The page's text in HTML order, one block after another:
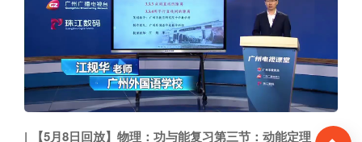
【5月8日回放】物理：功与能复习第三节：动能定理（市二中 黄永杭）